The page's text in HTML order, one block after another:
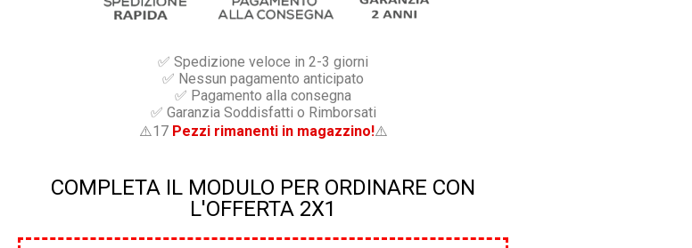
✅ Spedizione veloce in 2-3 giorni
✅ Nessun pagamento anticipato
✅ Pagamento alla consegna
✅ Garanzia Soddisfatti o Rimborsati
⚠️17Pezzi rimanenti in magazzino!⚠️
COMPLETA IL MODULO PER ORDINARE CON
L'OFFERTA 2X1